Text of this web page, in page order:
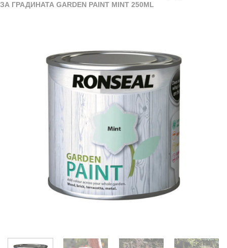
ЗА ГРАДИНАТА GARDEN PAINT MINT 250ML